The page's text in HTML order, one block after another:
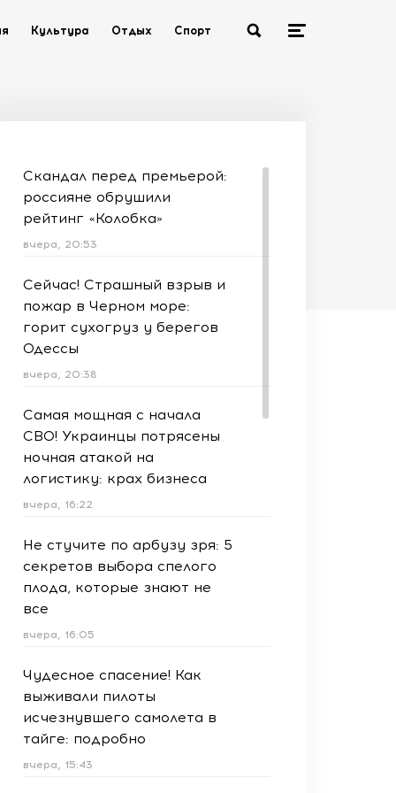
Культура Отдых Спорт
Скандал перед премьерой:
россияне обрушили
рейтинг «Колобка»
вчера, 20:53
Сейчас! Страшный взрыв и
пожар в Черном море:
горит сухогруз у берегов
Одессы
вчера, 20:38
Самая мощная с начала
СВО! Украинцы потрясены
ночная атакой на
логистику: крах бизнеса
вчера, 16:22
Не стучите по арбузу зря: 5
секретов выбора спелого
плода, которые знают не
все
вчера, 16:05
Чудесное спасение! Как
выживали пилоты
исчезнувшего самолета в
тайге: подробно
вчера, 15:43